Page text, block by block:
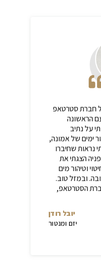
חברת סטרטאפ
הראשונה
על נתיב
ימים של אמונה,
נראות שחיברו
הצגתי את
וטיהור מים
ובמזל טוב.
הסטרטאפ,
יובל רודן
יזם ומנטור